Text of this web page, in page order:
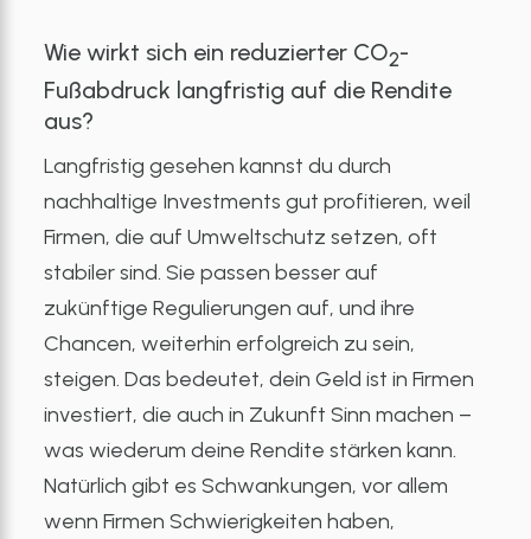
Wie wirkt sich ein reduzierter CO2-
Fußabdruck langfristig auf die Rendite
aus?
Langfristig gesehen kannst du durch
nachhaltige Investments gut profitieren, weil
Firmen, die auf Umweltschutz setzen, oft
stabiler sind. Sie passen besser auf
zukünftige Regulierungen auf, und ihre
Chancen, weiterhin erfolgreich zu sein,
steigen. Das bedeutet, dein Geld ist in Firmen
investiert, die auch in Zukunft Sinn machen –
was wiederum deine Rendite stärken kann.
Natürlich gibt es Schwankungen, vor allem
wenn Firmen Schwierigkeiten haben,